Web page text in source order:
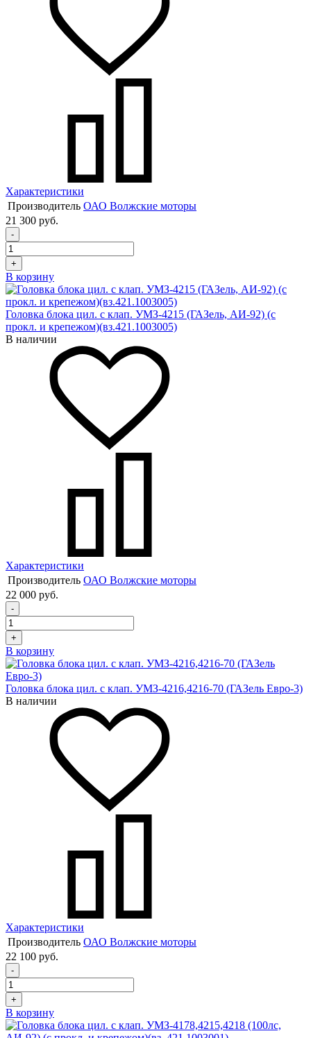
Характеристики
Производитель ОАО Волжские моторы
21 300 руб.
-
+
В корзину
Головка блока цил. с клап. УМЗ-4215 (ГАЗель, АИ-92) (с
прокл. и крепежом)(вз.421.1003005)
В наличии
Характеристики
Производитель ОАО Волжские моторы
22 000 руб.
-
+
В корзину
Головка блока цил. с клап. УМЗ-4216,4216-70 (ГАЗель Евро-3)
В наличии
Характеристики
Производитель ОАО Волжские моторы
22 100 руб.
-
+
В корзину